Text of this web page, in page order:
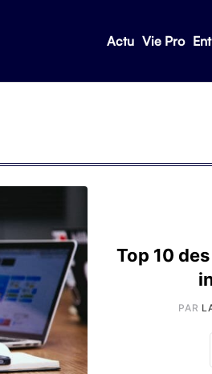
Actu Vie Pro
Top 10
PAR